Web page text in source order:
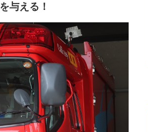
与える！